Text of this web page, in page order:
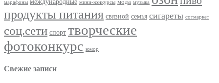
марафоны мини-конкурсы мода музыка
продукты питания связной семья сигареты сотмаркет
соц.сети спорт творческие
фотоконкурс юмор
Свежие записи